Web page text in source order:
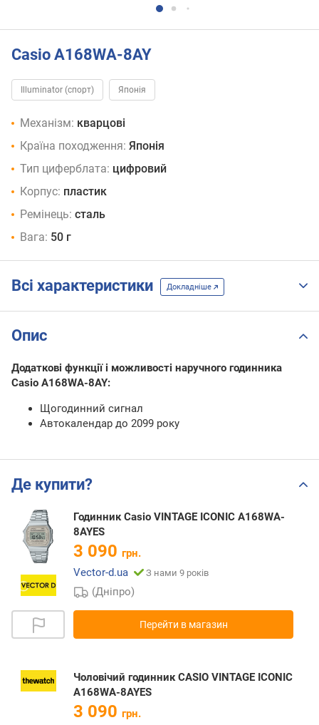
Casio A168WA-8AY
Illuminator (спорт) Японія
Механізм: кварцові
Країна походження: Японія
Тип циферблата: цифровий
Корпус: пластик
Ремінець: сталь
Вага: 50 г
Всі характеристики Докладніше
Опис
Додаткові функції і можливості наручного годинника
Casio A168WA-8AY:
Щогодинний сигнал
Автокалендар до 2099 року
Де купити?
Годинник Casio VINTAGE ICONIC A168WA-
8AYES
3 090 грн.
Vector-d.ua
З нами 9 років
(Дніпро)
Перейти в магазин
Чоловічий годинник CASIO VINTAGE ICONIC
A168WA-8AYES
3 090 грн.